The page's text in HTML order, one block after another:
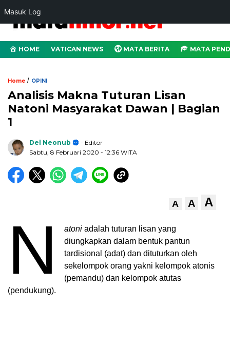
Masuk Log
HOME VATICAN NEWS MATA BERITA MATA
Home / OPINI
Analisis Makna Tuturan Lisan
Natoni Masyarakat Dawan | Bagian
1
Del Neonub
- Editor
Sabtu, 8 Februari 2020 - 12:36 WITA
A A A
N atoniadalah tuturan lisan yang
diungkapkan dalam bentuk pantun
tardisional (adat) dan dituturkan oleh
sekelompok orang yakni kelompok atonis
(pemandu) dan kelompok atutas
(pendukung).